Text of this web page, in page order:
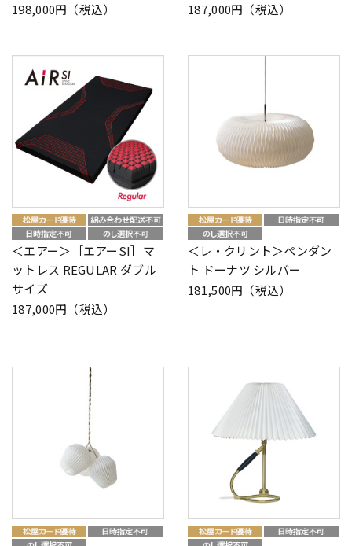
198,000円（税込）
187,000円（税込）
＜エアー＞［エアーSI］マ
ットレス REGULAR ダブル
サイズ
187,000円（税込）
＜レ・クリント＞ペンダン
ト ドーナツ シルバー
181,500円（税込）